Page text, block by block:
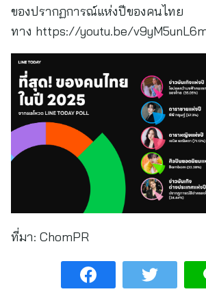
ของปรากฏการณ์แห่งปีของคนไทย
ทาง https://youtu.be/
ที่มา: ChomPR